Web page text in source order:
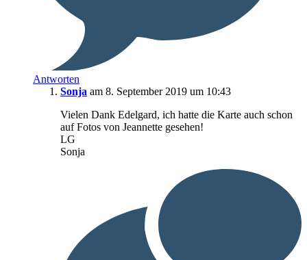
Antworten
Sonja am 8. September 2019 um 10:43
Vielen Dank Edelgard, ich hatte die Karte auch schon
auf Fotos von Jeannette gesehen!
LG
Sonja